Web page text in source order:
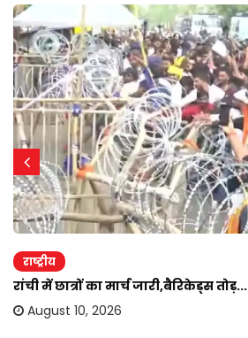
राष्ट्रीय
रांची में छात्रों का मार्च जारी,बैरिकेड्स तोड़...
August 10, 2026